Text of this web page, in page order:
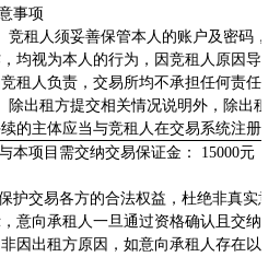
事项
竞租人须妥善保管本人的账户及密码，
均视为本人的行为，因竞租人原因导
租人负责，交易所均不承担任何责任。
除出租方提交相关情况说明外，除出租
的主体应当与竞租人在交易系统注册
本项目需交纳交易保证金： 15000元，
护交易各方的合法权益，杜绝非真实
意向承租人一旦通过资格确认且交纳
因出租方原因，如意向承租人存在以